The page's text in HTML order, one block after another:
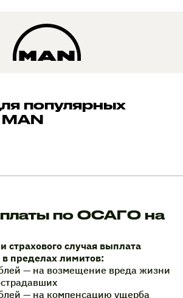
популярных
по ОСАГО на
страхового случая выплата
в пределах лимитов:
— на возмещение вреда жизни
— на компенсацию ущерба